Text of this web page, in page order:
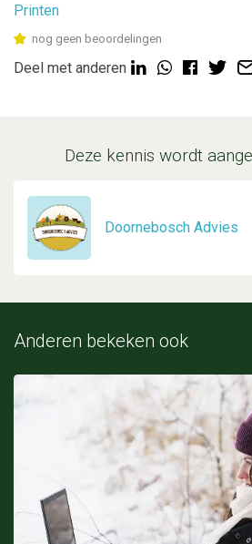
Printen
nog geen beoordelingen
Deel met anderen
Deze kennis wordt
Doornebosch Advies
Anderen bekeken ook